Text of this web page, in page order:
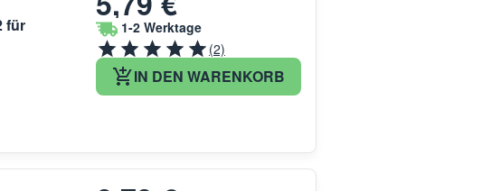
für
1-2 Werktage
(2)
IN DEN WARENKORB